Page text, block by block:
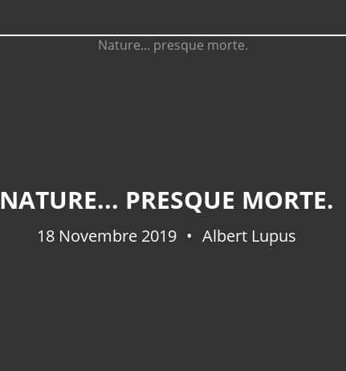
NATURE... PRESQUE MORTE.
18 Novembre 2019 Albert Lupus